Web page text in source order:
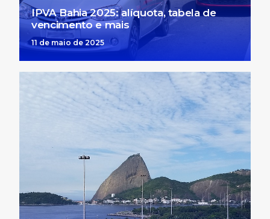
IPVA Bahia 2025: alíquota, tabela de
vencimento e mais
11 de maio de 2025